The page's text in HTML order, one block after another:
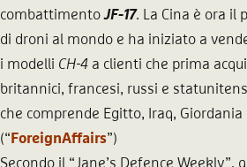
combattimentoJF-17. La Cina è ora il
di droni al mondo e ha iniziato a
i modelli CH-4 a clienti che prima
britannici, francesi, russi e
che comprende Egitto, Iraq, Giordania
(“ ForeignAffairs”)
Secondo il “Jane’s Defence Weekly”,